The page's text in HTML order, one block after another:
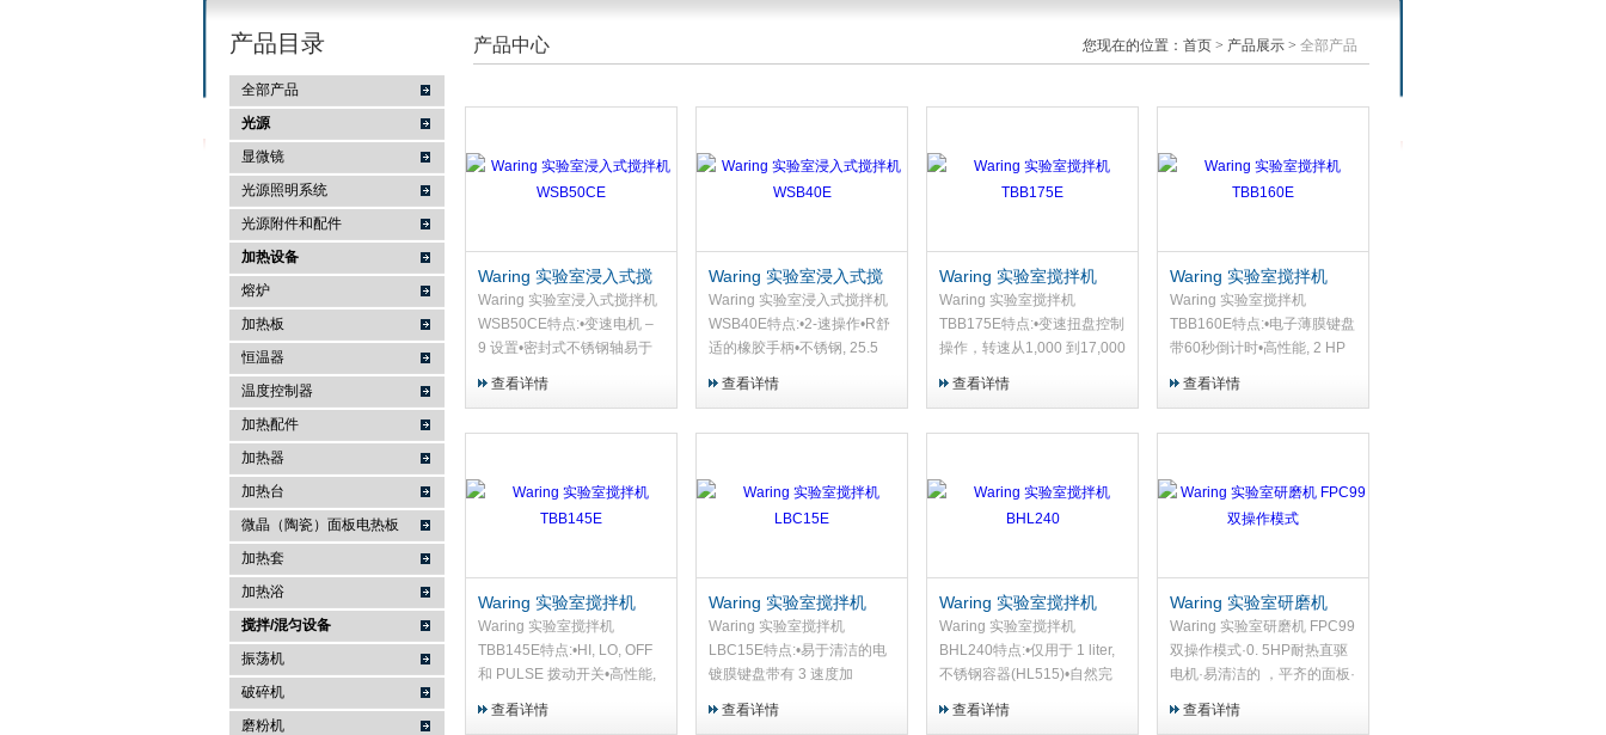
武汉提沃克科技有限公司
产品目录
全部产品
光源
显微镜
光源照明系统
光源附件和配件
加热设备
熔炉
加热板
恒温器
温度控制器
加热配件
加热器
加热台
微晶（陶瓷）面板电热板
加热套
加热浴
搅拌/混匀设备
振荡机
破碎机
磨粉机
产品中心 您现在的位置： 首页 > 产品展示 > 全部产品
Waring 实验室浸入式搅
拌机 WSB50CE
Waring 实验室浸入式搅拌机
WSB50CE特点:•变速电机 –
9 设置•密封式不锈钢轴易于
族适用于所有尺寸的轴•橡胶
查看详情
Waring 实验室浸入式搅
拌机 WSB40E
Waring 实验室浸入式搅拌机
WSB40E特点:•2-速操作•R舒
适的橡胶手柄•不锈钢, 25.5
查看详情
Waring 实验室搅拌机
TBB175E
Waring 实验室搅拌机
TBB175E特点:•变速扭盘控制
操作，转速从1,000 到17,000
时超越速度10
查看详情
Waring 实验室搅拌机
TBB160E
Waring 实验室搅拌机
TBB160E特点:•电子薄膜键盘
带60秒倒计时•高性能, 2 HP
查看详情
Waring 实验室搅拌机
TBB145E
Waring 实验室搅拌机
TBB145E特点:•HI, LO, OFF
和 PULSE 拨动开关•高性能,
查看详情
Waring 实验室搅拌机
LBC15E
Waring 实验室搅拌机
LBC15E特点:•易于清洁的电
镀膜键盘带有 3 速度加
不锈钢盖子的不锈钢容器
查看详情
Waring 实验室搅拌机
BHL240
Waring 实验室搅拌机
BHL240特点:•仅用于 1 liter,
不锈钢容器(HL515)•自然完
查看详情
Waring 实验室研磨机
FPC99 双操作模式
Waring 实验室研磨机 FPC99
双操作模式·0. 5HP耐热直驱
电机·易清洁的 ，平齐的面板·
·2.4L易清洗聚碳酸酯容器和
查看详情